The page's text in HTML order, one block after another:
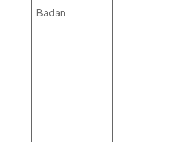
Badan